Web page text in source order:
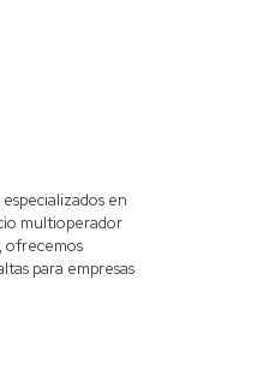
en
multioperador
ofrecemos
para empresas